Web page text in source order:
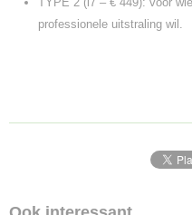
professionele uitstraling wil.